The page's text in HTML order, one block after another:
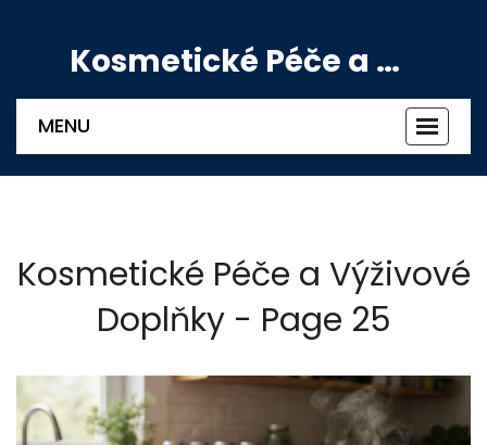
Kosmetické Péče a Výživové Doplňky
MENU
Kosmetické Péče a Výživové
Doplňky - Page 25